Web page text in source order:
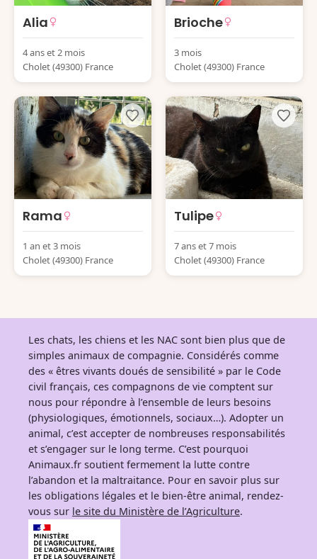
Alia
4 ans et 2 mois
Cholet (49300) France
Brioche
3 mois
Cholet (49300) France
Rama
1 an et 3 mois
Cholet (49300) France
Tulipe
7 ans et 7 mois
Cholet (49300) France
Les chats, les chiens et les NAC sont bien plus que de
simples animaux de compagnie. Considérés comme
des « êtres vivants doués de sensibilité » par le Code
civil français, ces compagnons de vie comptent sur
nous pour répondre à l’ensemble de leurs besoins
(physiologiques, émotionnels, sociaux…). Adopter un
animal, c’est accepter de nombreuses responsabilités
et s’engager sur le long terme. C’est pourquoi
Animaux.fr soutient fermement la lutte contre
l’abandon et la maltraitance. Pour en savoir plus sur
les obligations légales et le bien-être animal, rendez-
vous sur le site du Ministère de l’Agriculture.